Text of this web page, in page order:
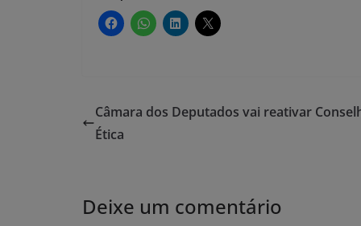
Câmara dos Deputados vai reativar
Ética
Deixe um comentário